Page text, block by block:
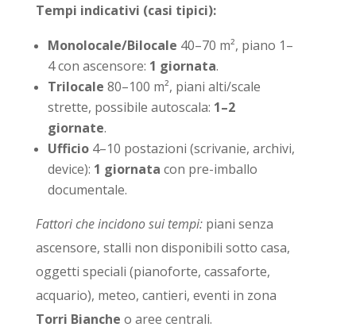
Tempi indicativi (casi tipici):
Monolocale/Bilocale 40–70 m², piano 1–
4 con ascensore: 1 giornata.
Trilocale 80–100 m², piani alti/scale
strette, possibile autoscala: 1–2
giornate.
Ufficio4–10 postazioni (scrivanie, archivi,
device): 1 giornata con pre-imballo
documentale.
Fattori che incidono sui tempi:piani senza
ascensore, stalli non disponibili sotto casa,
oggetti speciali (pianoforte, cassaforte,
acquario), meteo, cantieri, eventi in zona
Torri Bianche o aree centrali.